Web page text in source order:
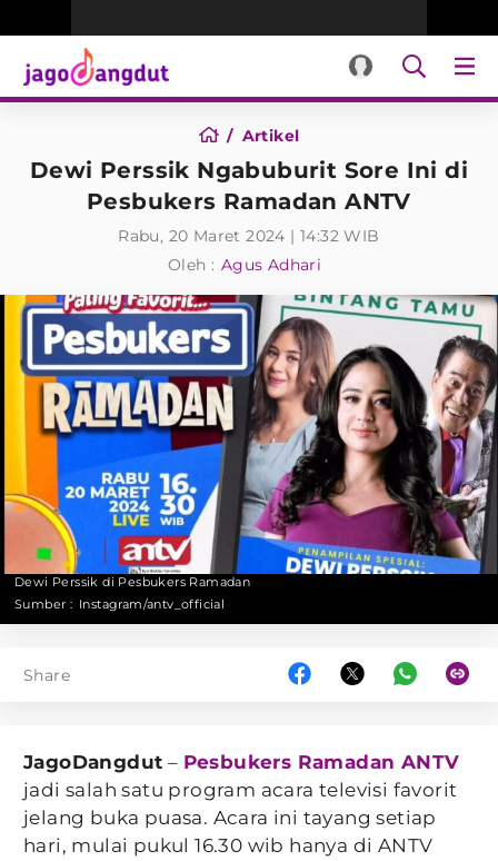
Artikel
Dewi Perssik Ngabuburit Sore Ini di
Pesbukers Ramadan ANTV
Rabu, 20 Maret 2024 | 14:32 WIB
Oleh : Agus Adhari
Dewi Perssik di Pesbukers Ramadan
Sumber : Instagram/antv_official
Share
JagoDangdut – Pesbukers Ramadan ANTV
jadi salah satu program acara televisi favorit
jelang buka puasa. Acara ini tayang setiap
hari, mulai pukul 16.30 wib hanya di ANTV